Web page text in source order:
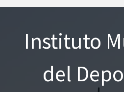
Instituto
del